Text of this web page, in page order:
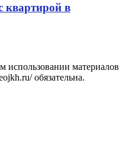
квартирой в
материалов
обязательна.